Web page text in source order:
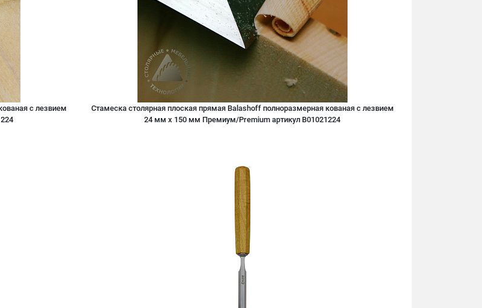
с лезвием
Стамеска столярная плоская прямая Balashoff полноразмерная кованая с лезвием
24 мм х 150 мм Премиум/Premium артикул B01021224